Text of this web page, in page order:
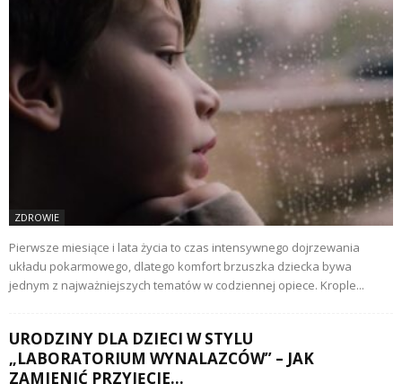
ZDROWIE
Pierwsze miesiące i lata życia to czas intensywnego dojrzewania
układu pokarmowego, dlatego komfort brzuszka dziecka bywa
jednym z najważniejszych tematów w codziennej opiece. Krople...
URODZINY DLA DZIECI W STYLU
„LABORATORIUM WYNALAZCÓW” – JAK
ZAMIENIĆ PRZYJĘCIE...